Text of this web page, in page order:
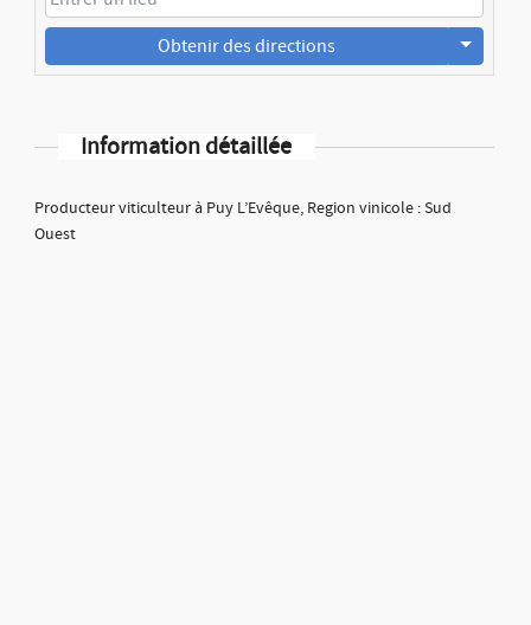
Obtenir des directions
Information détaillée
Producteur viticulteur à Puy L’Evêque, Region vinicole : Sud
Ouest